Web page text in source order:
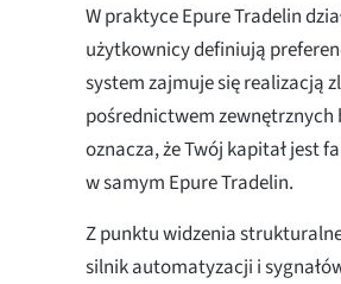
W praktyce Epure Tradelin
użytkownicy definiują
system zajmuje się realizacją
pośrednictwem
oznacza, że Twój kapitał jest
w samym Epure Tradelin.
Z punktu widzenia
silnik automatyzacji i